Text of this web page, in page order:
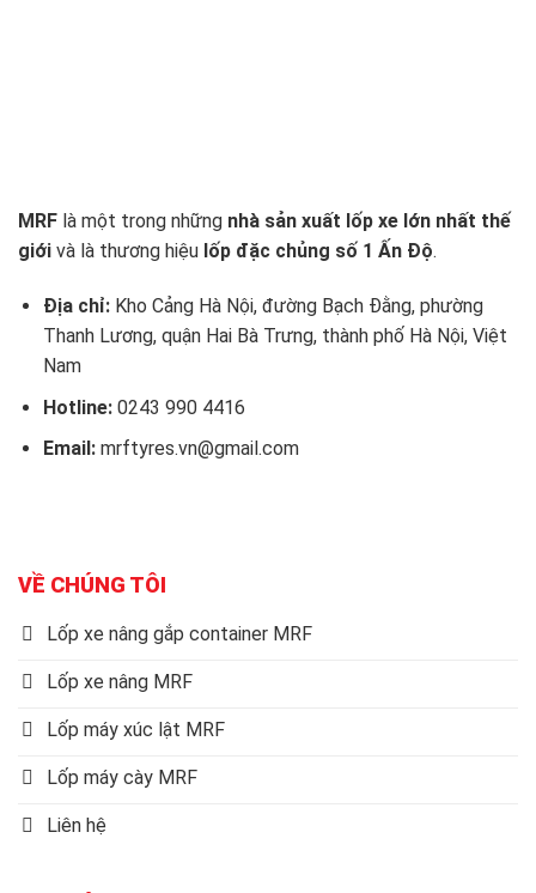
MRF là một trong những nhà sản xuất lốp xe lớn nhất thế
giới và là thương hiệu lốp đặc chủng số 1 Ấn Độ.
Địa chỉ:Kho Cảng Hà Nội, đường Bạch Đằng, phường
Thanh Lương, quận Hai Bà Trưng, thành phố Hà Nội, Việt
Nam
Hotline: 0243 990 4416
Email: mrftyres.vn@gmail.com
VỀ CHÚNG TÔI
Lốp xe nâng gắp container MRF
Lốp xe nâng MRF
Lốp máy xúc lật MRF
Lốp máy cày MRF
Liên hệ